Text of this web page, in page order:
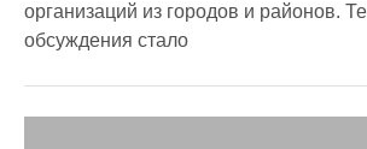
организаций из городов и районов.
обсуждения стало